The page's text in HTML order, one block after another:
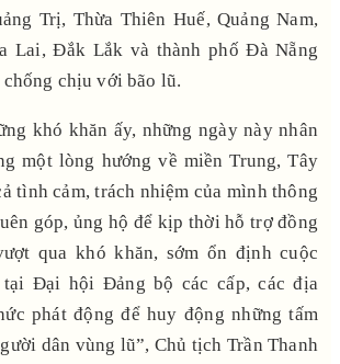
Trị, Thừa Thiên Huế, Quảng Nam,
Lai, Đắk Lắk và thành phố Đà Nẵng
chịu với bão lũ.
khó khăn ấy, những ngày này nhân
một lòng hướng về miền Trung, Tây
tình cảm, trách nhiệm của mình thông
góp, ủng hộ để kịp thời hỗ trợ đồng
qua khó khăn, sớm ổn định cuộc
Đại hội Đảng bộ các cấp, các địa
phát động để huy động những tấm
dân vùng lũ”, Chủ tịch Trần Thanh